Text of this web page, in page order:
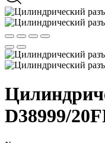
D38999/